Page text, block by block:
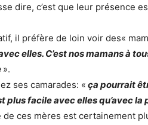
dire, c’est que leur présence
il préfère de loin voir des«
elles. C’est nos mamans à
».
ses camarades: « ça pourrait
plus facile avec elles qu’avec
de ces mères est certainement